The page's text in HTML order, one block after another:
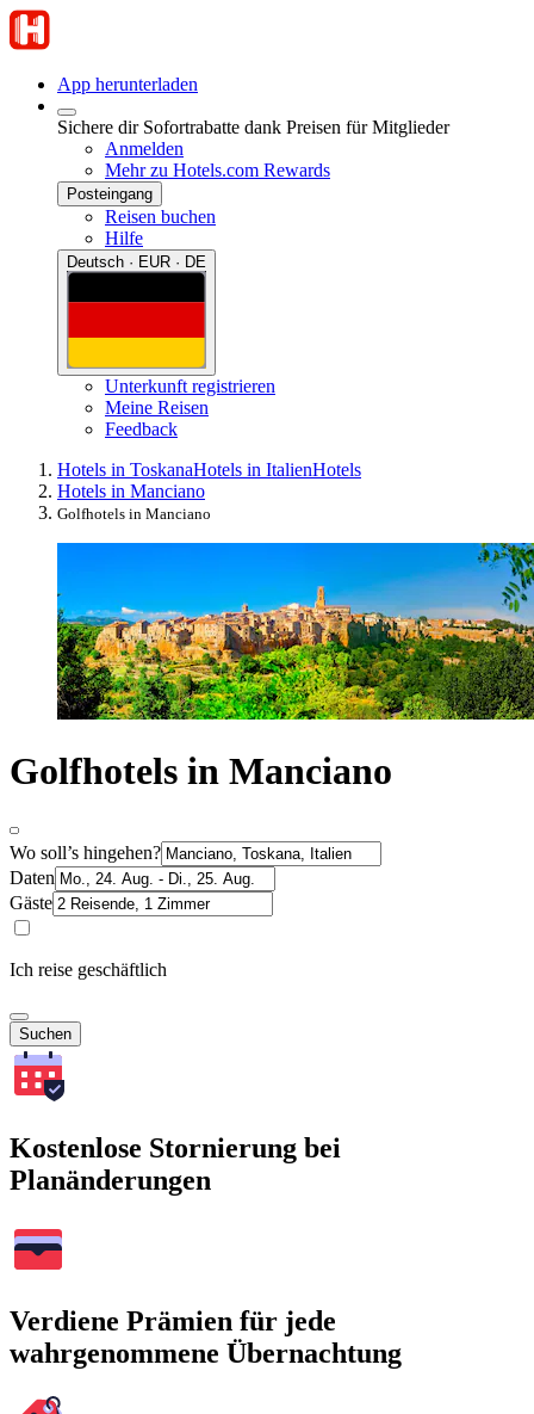
App herunterladen
Sichere dir Sofortrabatte dank Preisen für Mitglieder
Anmelden
Mehr zu Hotels.com Rewards
Posteingang
Reisen buchen
Hilfe
Deutsch · EUR · DE
Unterkunft registrieren
Meine Reisen
Feedback
Hotels in ToskanaHotels in ItalienHotels
Hotels in Manciano
Golfhotels in Manciano
Golfhotels in Manciano
Wo soll’s hingehen?
Daten
Gäste
Ich reise geschäftlich
Suchen
Kostenlose Stornierung bei
Planänderungen
Verdiene Prämien für jede
wahrgenommene Übernachtung